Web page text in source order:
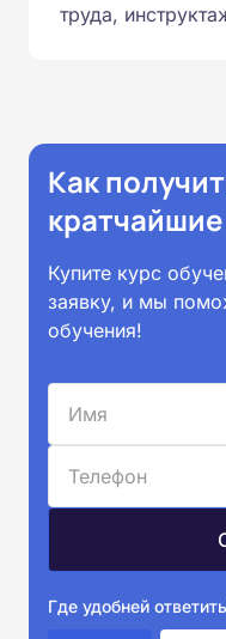
труда,
Как
Купите курс
заявку, и мы
обучения!
Где удобней